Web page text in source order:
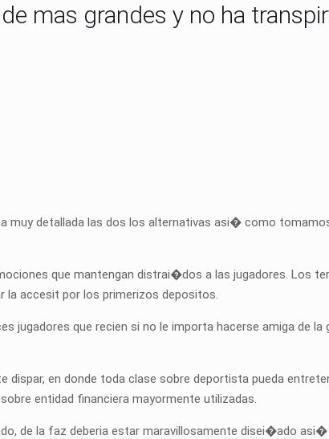
mas grandes y no ha
muy detallada las dos los alternativas asi� como
que mantengan distrai�dos a las jugadores. Los
la accesit por los primerizos depositos.
jugadores que recien si no le importa hacerse amiga de la
en donde toda clase sobre deportista pueda
entidad financiera mayormente utilizadas.
de la faz deberia estar maravillosamente disei�ado